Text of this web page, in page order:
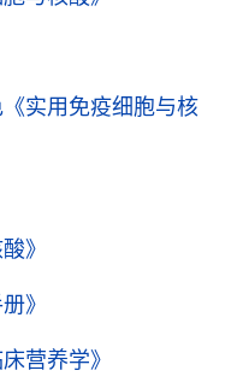
《实用免疫细胞与核
》
》
床营养学》